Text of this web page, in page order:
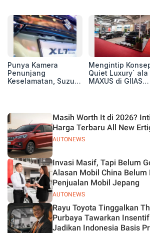
Punya Kamera
Penunjang
Keselamatan, Suzuki
Mengintip
Quiet Luxury` ala
MAXUS di GIIAS
AUTONEWS
Masih Worth It di 2026?
Harga Terbaru All New
AUTONEWS
Invasi Masif, Tapi Belum
Alasan Mobil China Belum
Penjualan Mobil Jepang
Rayu Toyota Tinggalkan
Purbaya Tawarkan
Jadikan Indonesia Basis